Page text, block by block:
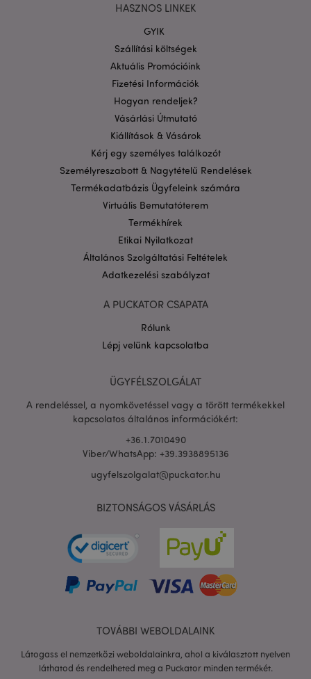
HASZNOS LINKEK
GYIK
Szállítási költségek
Aktuális Promócióink
Fizetési Információk
Hogyan rendeljek?
Vásárlási Útmutató
Kiállítások & Vásárok
Kérj egy személyes találkozót
Személyreszabott & Nagytételű Rendelések
Termékadatbázis Ügyfeleink számára
Virtuális Bemutatóterem
Termékhírek
Etikai Nyilatkozat
Általános Szolgáltatási Feltételek
Adatkezelési szabályzat
A PUCKATOR CSAPATA
Rólunk
Lépj velünk kapcsolatba
ÜGYFÉLSZOLGÁLAT
A rendeléssel, a nyomkövetéssel vagy a törött termékekkel
kapcsolatos általános információkért:
+36.1.7010490
Viber/WhatsApp: +39.3938895136
ugyfelszolgalat@puckator.hu
BIZTONSÁGOS VÁSÁRLÁS
TOVÁBBI WEBOLDALAINK
Látogass el nemzetközi weboldalainkra, ahol a kiválasztott nyelven
láthatod és rendelheted meg a Puckator minden termékét.
lehetővé teszik a webhely alapvető funkcióit,
fiókkezelést. A weboldal nem használható
megfelelően a feltétlenül szükséges sütik nélkül.
CookieScriptConsent
.puckator.hu
private_content_version
Adobe Inc.
www.puckator.hu